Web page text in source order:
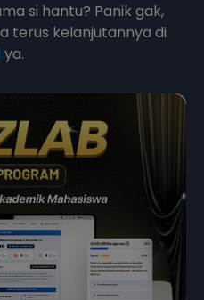
si hantu? Panik gak,
terus kelanjutannya di
ya.